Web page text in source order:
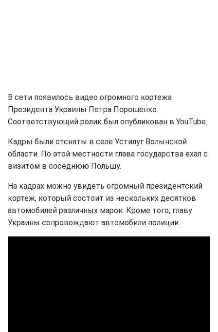
В сети появилось видео огромного кортежа
Президента Украины Петра Порошенко.
Соответствующий ролик был опубликован в YouTube.
Кадры были отсняты в селе Устилуг Волынской
области. По этой местности глава государства ехал с
визитом в соседнюю Польшу.
На кадрах можно увидеть огромный президентский
кортеж, который состоит из нескольких десятков
автомобилей различных марок. Кроме того, главу
Украины сопровождают автомобили полиции.